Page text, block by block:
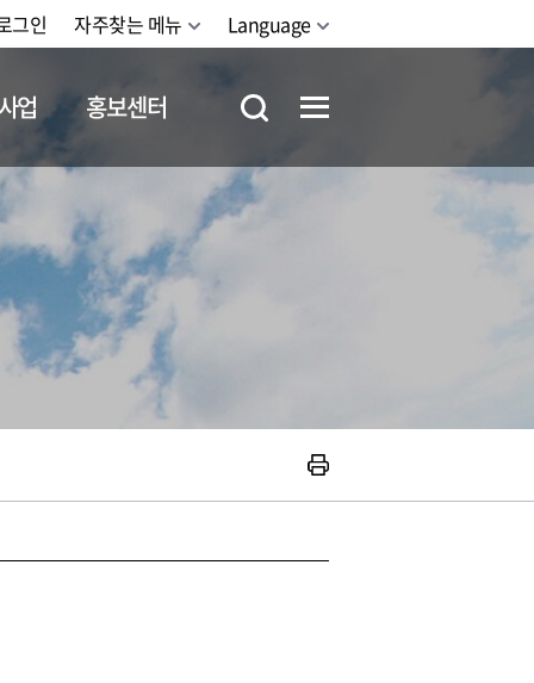
그인 자주찾는 메뉴 Language
업 홍보센터